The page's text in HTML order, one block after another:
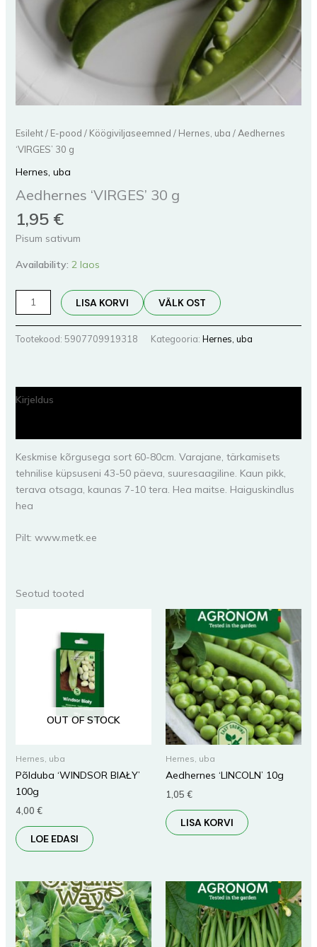
Esileht/ E-pood / Köögiviljaseemned / Hernes, uba / Aedhernes
‘VIRGES’ 30 g
Hernes, uba
Aedhernes ‘VIRGES’ 30 g
1,95 €
Pisum sativum
Availability: 2 laos
LISA KORVI VÄLK OST
Tootekood: 5907709919318 Kategooria: Hernes, uba
Kirjeldus
Keskmise kõrgusega sort 60-80cm. Varajane, tärkamisets
tehnilise küpsuseni 43-50 päeva, suuresaagiline. Kaun pikk,
terava otsaga, kaunas 7-10 tera. Hea maitse. Haiguskindlus
hea
Pilt: www.metk.ee
Seotud tooted
OUT OF STOCK
Hernes, uba
Põlduba ‘WINDSOR BIAŁY’
100g
4,00 €
LOE EDASI
Hernes, uba
Aedhernes ‘LINCOLN’ 10g
1,05 €
LISA KORVI